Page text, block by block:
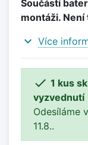
Součástí
montáži.
expand_more Více
 1 kus
vyzvednutí
Odesíláme
11.8..